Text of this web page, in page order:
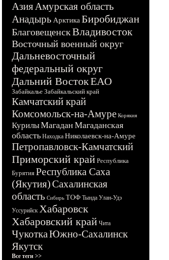
АзияАмурская область
Анадырь Арктика Биробиджан
БлаговещенскВладивосток
Восточный военный округ
Дальневосточный
федеральный округ
Дальний ВостокЕАО
Забайкалье Забайкальский край
Камчатский край
Комсомольск-на-Амуре Корякия
КурилыМагадан Магаданская
область Находка Николаевск-на-Амуре
Петропавловск-Камчатский
Приморский край Республика
Бурятия Республика Саха
(Якутия)Сахалинская
область Сибирь ТОФ Тында Улан-Удэ
Уссурийск Хабаровск
Хабаровский край Чита
ЧукоткаЮжно-Сахалинск
Якутск
Все теги >>